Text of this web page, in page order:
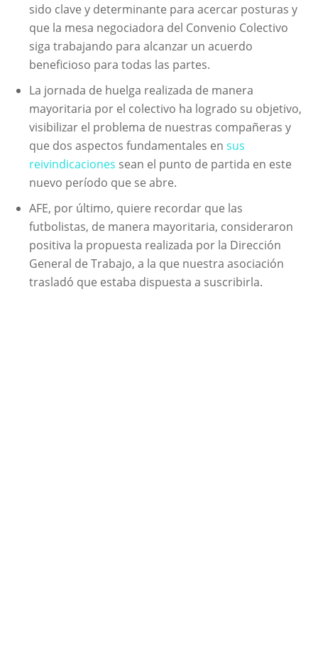
sido clave y determinante para acercar posturas y
que la mesa negociadora del Convenio Colectivo
siga trabajando para alcanzar un acuerdo
beneficioso para todas las partes.
La jornada de huelga realizada de manera
mayoritaria por el colectivo ha logrado su objetivo,
visibilizar el problema de nuestras compañeras y
que dos aspectos fundamentales en sus
reivindicaciones sean el punto de partida en este
nuevo período que se abre.
AFE, por último, quiere recordar que las
futbolistas, de manera mayoritaria, consideraron
positiva la propuesta realizada por la Dirección
General de Trabajo, a la que nuestra asociación
trasladó que estaba dispuesta a suscribirla.